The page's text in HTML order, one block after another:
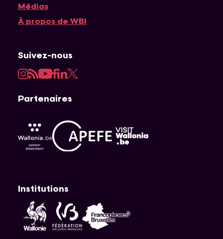
Médias
À propos de WBI
Suivez-nous
Instagram
RSSYouTube
Facebook
LinkedIn
Twitter
Partenaires
AWEX
Visit Wallonia
Institutions
Wallonie Fédération Wallonie-Bruxelles
Cocof